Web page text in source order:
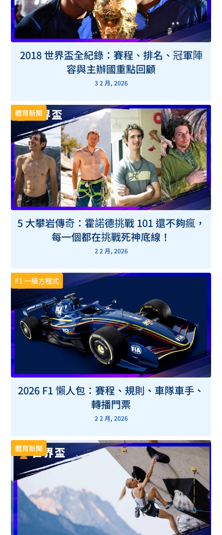
2018 世界盃全紀錄：賽程、排名、冠軍陣
容與主辦國重點回顧
3 2 月, 2026
體育新聞
5 大攀岩傳奇：霍諾德挑戰 101 還不夠瘋，
每一個都在挑戰死神底線！
2 2 月, 2026
F1 一級方程式
2026 F1 懶人包：賽程、規則、車隊車手、
轉播門票
2 2 月, 2026
體育新聞